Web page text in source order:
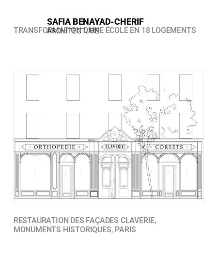
SAFIA BENAYAD-CHERIF​​
ARCHITECTURE​
TRANSFORMATION D’UNE ÉCOLE EN 18 LOGEMENTS
RESTAURATION DES FAÇADES CLAVERIE,
MONUMENTS HISTORIQUES, PARIS